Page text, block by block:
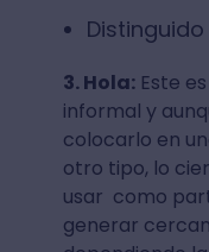
3. Hola:Este
informal y
colocarlo en
otro tipo, lo
usar como
generar